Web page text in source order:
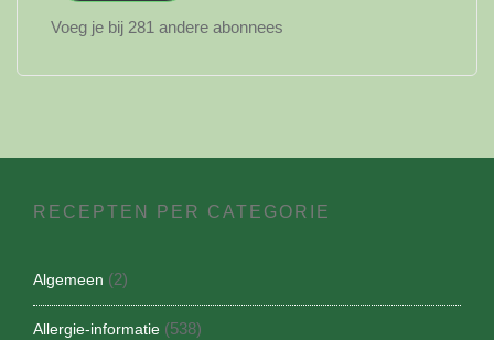
Voeg je bij 281 andere abonnees
RECEPTEN PER CATEGORIE
Algemeen (2)
Allergie-informatie (538)